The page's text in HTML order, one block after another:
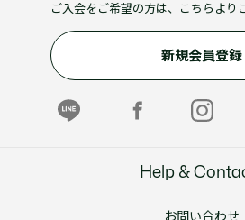
ご入会をご希望の方は、こちらより
新規会員登録
Help &
お問い合わせ